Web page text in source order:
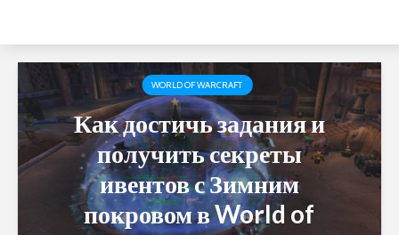
WORLD OF WARCRAFT
Как достичь задания и
получить секреты
ивентов с Зимним
покровом в World of